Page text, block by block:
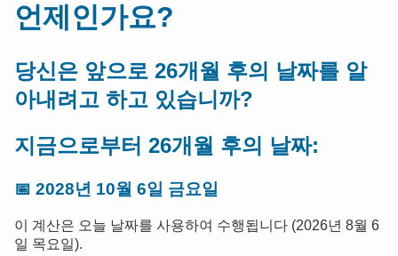
언제인가요?
당신은 앞으로 26개월 후의 날짜를 알
아내려고 하고 있습니까?
지금으로부터 26개월 후의 날짜:
📅 2028년 10월 6일 금요일
이 계산은 오늘 날짜를 사용하여 수행됩니다 (2026년 8월 6
일 목요일).